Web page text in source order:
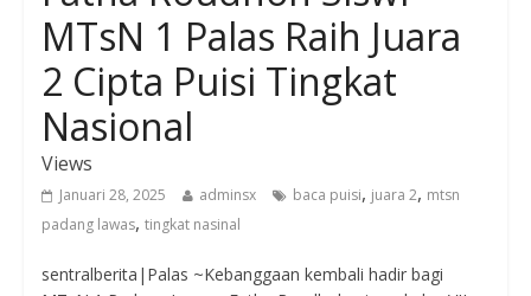
MTsN 1 Palas Raih Juara
2 Cipta Puisi Tingkat
Nasional
Views
Januari 28, 2025 adminsx baca puisi, juara 2, mtsn
padang lawas, tingkat nasinal
sentralberita|Palas ~Kebanggaan kembali hadir bagi